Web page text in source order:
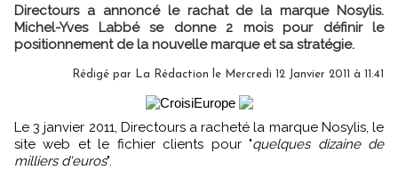
Directours a annoncé le rachat de la marque Nosylis.
Michel-Yves Labbé se donne 2 mois pour définir le
positionnement de la nouvelle marque et sa stratégie.
Rédigé par La Rédaction le Mercredi 12 Janvier 2011 à 11:41
Le 3 janvier 2011, Directours a racheté la marque Nosylis, le
site web et le fichier clients pour "quelques dizaine de
milliers d'euros".